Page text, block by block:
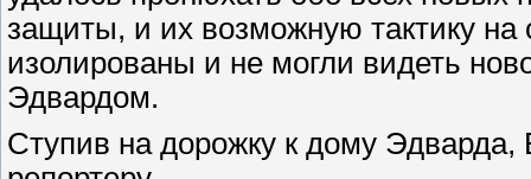
защиты, и их возможную тактику
изолированы и не могли видеть
Эдвардом.
Ступив на дорожку к дому